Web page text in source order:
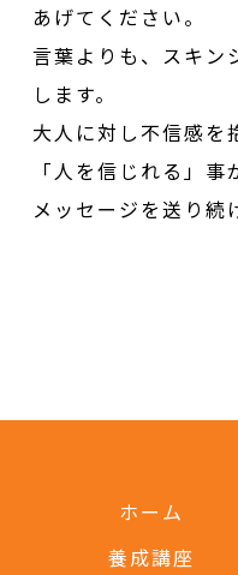
あげてください。
言葉よりも、スキン
します。
大人に対し不信感を
「人を信じれる」
メッセージを送り続
ホーム
養成講座